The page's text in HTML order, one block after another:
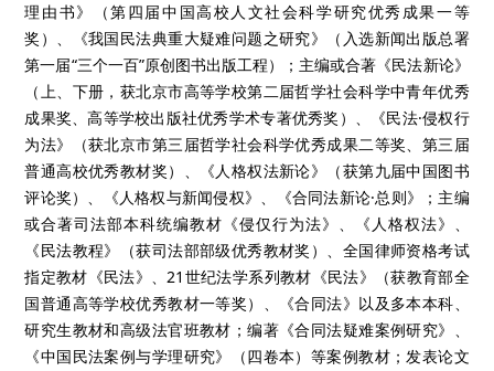
理由书》（第四届中国高校人文社会科学研究优秀成果一等
奖）、《我国民法典重大疑难问题之研究》（入选新闻出版总署
第一届“三个一百”原创图书出版工程）；主编或合著《民法新论》
（上、下册，获北京市高等学校第二届哲学社会科学中青年优秀
成果奖、高等学校出版社优秀学术专著优秀奖）、《民法·侵权行
为法》（获北京市第三届哲学社会科学优秀成果二等奖、第三届
普通高校优秀教材奖）、《人格权法新论》（获第九届中国图书
评论奖）、《人格权与新闻侵权》、《合同法新论·总则》；主编
或合著司法部本科统编教材《侵仅行为法》、《人格权法》、
《民法教程》（获司法部部级优秀教材奖）、全国律师资格考试
指定教材《民法》、21世纪法学系列教材《民法》（获教育部全
国普通高等学校优秀教材一等奖）、《合同法》以及多本本科、
研究生教材和高级法官班教材；编著《合同法疑难案例研究》、
《中国民法案例与学理研究》（四卷本）等案例教材；发表论文